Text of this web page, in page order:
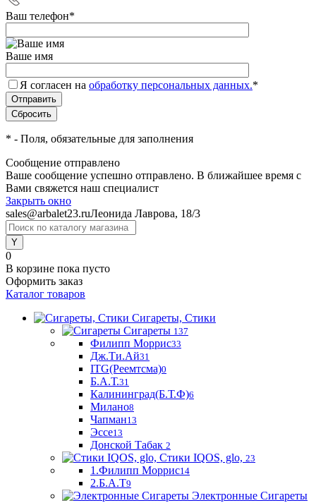
Ваш телефон*
Ваше имя
Я согласен на обработку персональных данных.*
* - Поля, обязательные для заполнения
Сообщение отправлено
Ваше сообщение успешно отправлено. В ближайшее время с
Вами свяжется наш специалист
Закрыть окно
sales@arbalet23.ruЛеонида Лаврова, 18/3
0
В корзине пока пусто
Оформить заказ
Каталог товаров
Сигареты, Стики
Сигареты 137
Филипп Моррис33
Дж.Ти.Ай31
ITG(Реемтсма)0
Б.А.Т.31
Калининград(Б.Т.Ф)6
Милано8
Чапман13
Эссе13
Донской Табак 2
Стики IQOS, glo, 23
1.Филипп Моррис14
2.Б.А.Т9
Электронные Сигареты